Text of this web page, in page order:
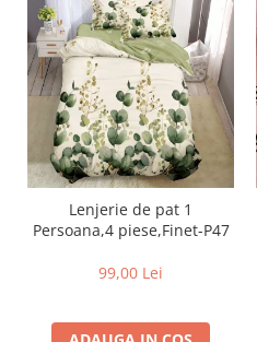
Lenjerie de pat 1
Persoana,4 piese,Finet-P47
99,00 Lei